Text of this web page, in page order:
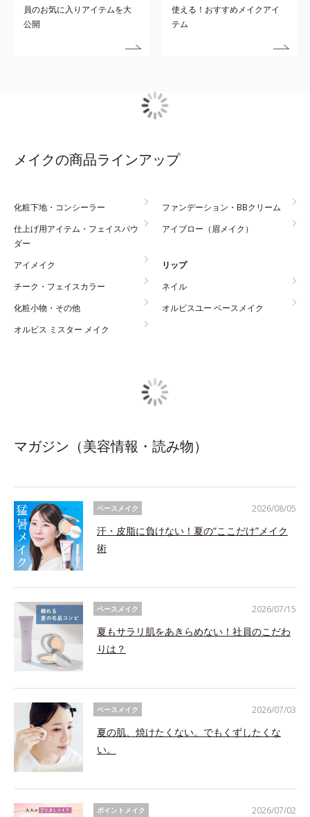
員のお気に入りアイテムを大
公開
使える！おすすめメイクアイ
テム
メイクの商品ラインアップ
化粧下地・コンシーラー
ファンデーション・BBクリーム
仕上げ用アイテム・フェイスパウ
ダー
アイブロー（眉メイク）
アイメイク
リップ
チーク・フェイスカラー
ネイル
化粧小物・その他
オルビスユー ベースメイク
オルビス ミスター メイク
マガジン（美容情報・読み物）
ベースメイク
汗・皮脂に負けない！夏の“ここだけ”メイク
術
2026/08/05
ベースメイク
夏もサラリ肌をあきらめない！社員のこだわ
りは？
2026/07/15
ベースメイク
夏の肌、焼けたくない。でもくずしたくな
い。
2026/07/03
ポイントメイク 2026/07/02